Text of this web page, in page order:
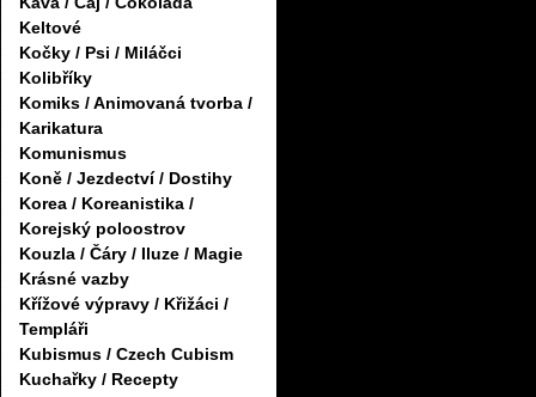
Keltové
Kočky / Psi / Miláčci
Kolibříky
Komiks / Animovaná tvorba /
Karikatura
Komunismus
Koně / Jezdectví / Dostihy
Korea / Koreanistika /
Korejský poloostrov
Kouzla / Čáry / Iluze / Magie
Krásné vazby
Křížové výpravy / Křižáci /
Templáři
Kubismus / Czech Cubism
Kuchařky / Recepty